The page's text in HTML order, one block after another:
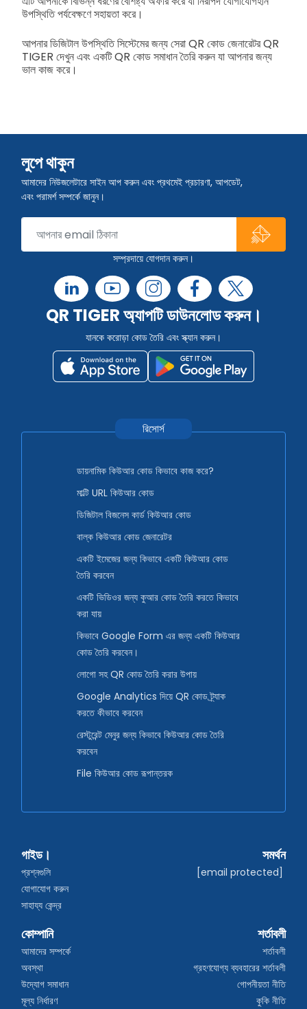
উপস্থিতি পর্যবেক্ষণে সহায়তা করে।
আপনার ডিজিটাল উপস্থিতি সিস্টেমের জন্য সেরা QR কোড জেনারেটর QR
TIGER দেখুন এবং একটি QR কোড সমাধান তৈরি করুন যা আপনার জন্য
ভাল কাজ করে।
লুপে থাকুন
আমাদের নিউজলেটারে সাইন আপ করুন এবং প্রথমেই প্রচারণা, আপডেট,
এবং পরামর্শ সম্পর্কে জানুন।
সম্প্রদায়ে যোগদান করুন।
QR TIGER অ্যাপটি ডাউনলোড করুন।
যানকে করোড়া কোড তৈরি এবং স্ক্যান করুন।
রিসোর্স
ডায়নামিক কিউআর কোড কিভাবে কাজ করে?
মাল্টি URL কিউআর কোড
ডিজিটাল বিজনেস কার্ড কিউআর কোড
বাল্ক কিউআর কোড জেনারেটর
একটি ইমেজের জন্য কিভাবে একটি কিউআর কোড
তৈরি করবেন
একটি ভিডিওর জন্য কুআর কোড তৈরি করতে কিভাবে
করা যায়
কিভাবে Google Form এর জন্য একটি কিউআর
কোড তৈরি করবেন।
লোগো সহ QR কোড তৈরি করার উপায়
Google Analytics দিয়ে QR কোড ট্র্যাক
করতে কীভাবে করবেন
রেস্টুরেন্ট মেনুর জন্য কিভাবে কিউআর কোড তৈরি
করবেন
File কিউআর কোড রূপান্তরক
গাইড।
প্রশ্নগুলি
যোগাযোগ করুন
সাহায্য কেন্দ্র
সমর্থন
[email protected]
কোম্পানি
আমাদের সম্পর্কে
অবস্থা
উদ্যোগ সমাধান
মূল্য নির্ধারণ
শর্তাবলী
শর্তাবলী
গ্রহণযোগ্য ব্যবহারের শর্তাবলী
গোপনীয়তা নীতি
কুকি নীতি